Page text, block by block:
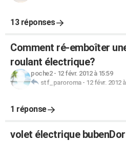
13 réponses
Comment ré-emboîter
roulant électrique?
poche2- 12 févr. 2012 à 15:59
stf_paroroma- 12 févr. 2012
1 réponse
volet électrique